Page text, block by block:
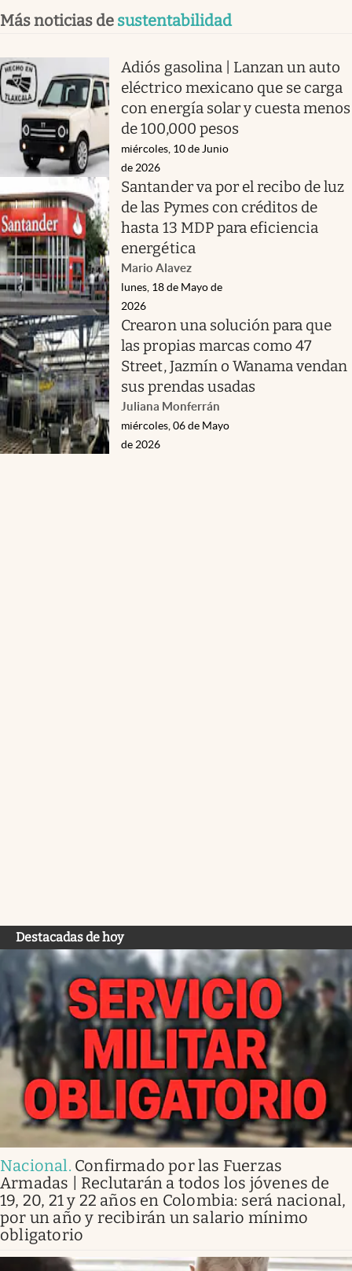
Más noticias de sustentabilidad
Adiós gasolina | Lanzan un auto
eléctrico mexicano que se carga
con energía solar y cuesta menos
de 100,000 pesos
miércoles, 10 de Junio
de 2026
Santander va por el recibo de luz
de las Pymes con créditos de
hasta 13 MDP para eficiencia
energética
Mario Alavez
lunes, 18 de Mayo de
2026
Crearon una solución para que
las propias marcas como 47
Street, Jazmín o Wanama vendan
sus prendas usadas
Juliana Monferrán
miércoles, 06 de Mayo
de 2026
Destacadas de hoy
Nacional. Confirmado por las Fuerzas
Armadas | Reclutarán a todos los jóvenes de
19, 20, 21 y 22 años en Colombia: será nacional,
por un año y recibirán un salario mínimo
obligatorio